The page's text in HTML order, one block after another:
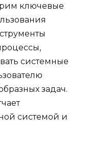
ключевые
системные
задач.
системой и